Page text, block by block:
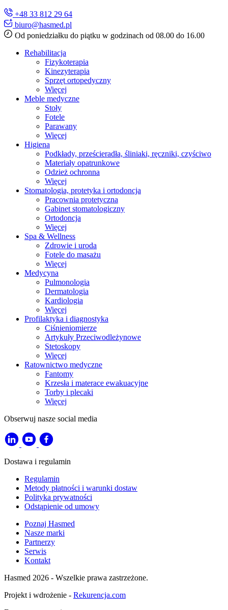
+48 33 812 29 64
biuro@hasmed.pl
Od poniedziałku do piątku w godzinach od 08.00 do 16.00
Rehabilitacja
Fizykoterapia
Kinezyterapia
Sprzęt ortopedyczny
Więcej
Meble medyczne
Stoły
Fotele
Parawany
Więcej
Higiena
Podkłady, prześcieradła, śliniaki, ręczniki, czyściwo
Materiały opatrunkowe
Odzież ochronna
Więcej
Stomatologia, protetyka i ortodoncja
Pracownia protetyczna
Gabinet stomatologiczny
Ortodoncja
Więcej
Spa & Wellness
Zdrowie i uroda
Fotele do masażu
Więcej
Medycyna
Pulmonologia
Dermatologia
Kardiologia
Więcej
Profilaktyka i diagnostyka
Ciśnieniomierze
Artykuły Przeciwodleżynowe
Stetoskopy
Więcej
Ratownictwo medyczne
Fantomy
Krzesła i materace ewakuacyjne
Torby i plecaki
Więcej
Obserwuj nasze social media
Dostawa i regulamin
Regulamin
Metody płatności i warunki dostaw
Polityka prywatności
Odstąpienie od umowy
Poznaj Hasmed
Nasze marki
Partnerzy
Serwis
Kontakt
Hasmed 2026 - Wszelkie prawa zastrzeżone.
Projekt i wdrożenie - Rekurencja.com